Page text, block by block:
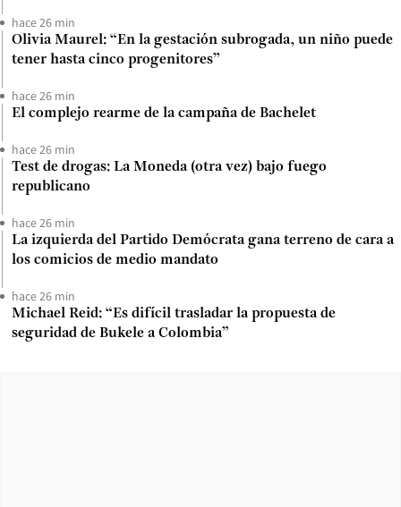
hace 26 min
Olivia Maurel: “En la gestación subrogada, un niño puede
tener hasta cinco progenitores”
hace 26 min
El complejo rearme de la campaña de Bachelet
hace 26 min
Test de drogas: La Moneda (otra vez) bajo fuego
republicano
hace 26 min
La izquierda del Partido Demócrata gana terreno de cara a
los comicios de medio mandato
hace 26 min
Michael Reid: “Es difícil trasladar la propuesta de
seguridad de Bukele a Colombia”